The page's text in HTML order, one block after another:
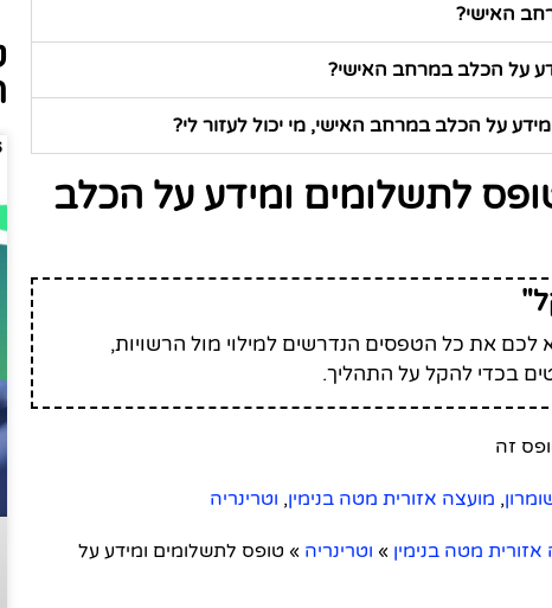
האישי?
על הכלב במרחב האישי?
על הכלב במרחב האישי, מי יכול לעזור לי?
לתשלומים ומידע על הכלב
את כל הטפסים הנדרשים למילוי מול הרשויות,
בכדי להקל על התהליך.
, מועצה אזורית מטה בנימין, וטרינריה
אזורית מטה בנימין » וטרינריה » טופס לתשלומים ומידע על